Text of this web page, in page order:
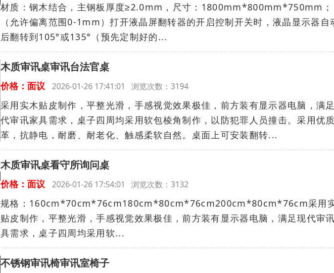
材质：钢木结合，主钢板厚度≥2.0mm，尺寸：1800mm*800mm*750mm；
（允许偏离范围0-1mm）打开液晶屏翻转器的开启控制开关时，液晶显示器自
后翻转到105°或135°（预先定制好的...
木质审讯桌审讯台法官桌
价格：面议 2026-01-26 17:41:01 浏览次数：3194
采用实木贴皮制作，平整光滑，手感视觉效果极佳，前方装有显示器电脑，满
代审讯家具需求，桌子四周均采用软包棱角制作，以防犯罪人员撞击。采用优
革，抗静电，耐磨、耐老化、触感柔软自然。桌面上可安装翻转...
木质审讯桌看守所询问桌
价格：面议 2026-01-26 17:54:01 浏览次数：3132
规格：160cm*70cm*76cm180cm*80cm*76cm200cm*80cm*76cm采用
贴皮制作，平整光滑，手感视觉效果极佳，前方装有显示器电脑，满足现代审
具需求，桌子四周均采用软...
不锈钢审讯椅审讯室椅子